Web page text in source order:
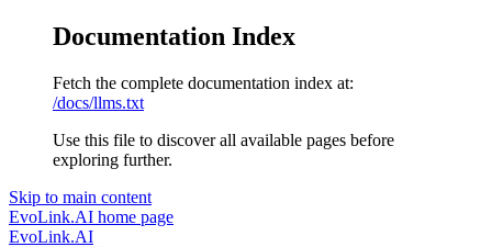
Documentation Index
Fetch the complete documentation index at:
/docs/llms.txt
Use this file to discover all available pages before
exploring further.
Skip to main content
EvoLink.AI home page
EvoLink.AI